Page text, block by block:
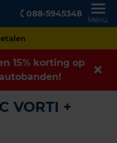
088-5945348
Menu
15% korting op
autobanden!
VORTI +